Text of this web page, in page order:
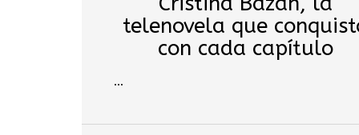
telenovela que
con cada capítulo
…